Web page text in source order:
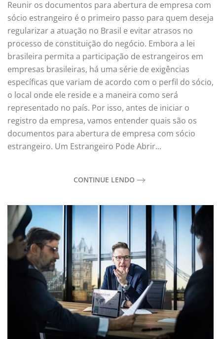
Reunir os documentos para abertura de empresa com
sócio estrangeiro é o primeiro passo para quem deseja
regularizar a atuação no Brasil e evitar atrasos no
processo de constituição do negócio. Embora a lei
brasileira permita a participação de estrangeiros em
empresas brasileiras, há uma série de exigências
específicas que variam de acordo com o perfil do sócio,
o local onde ele reside e a maneira como será
representado no país. Por isso, antes de iniciar o
registro da empresa, vamos entender quais são os
documentos para abertura de empresa com sócio
estrangeiro. Um Estrangeiro Pode Abrir...
CONTINUE LENDO